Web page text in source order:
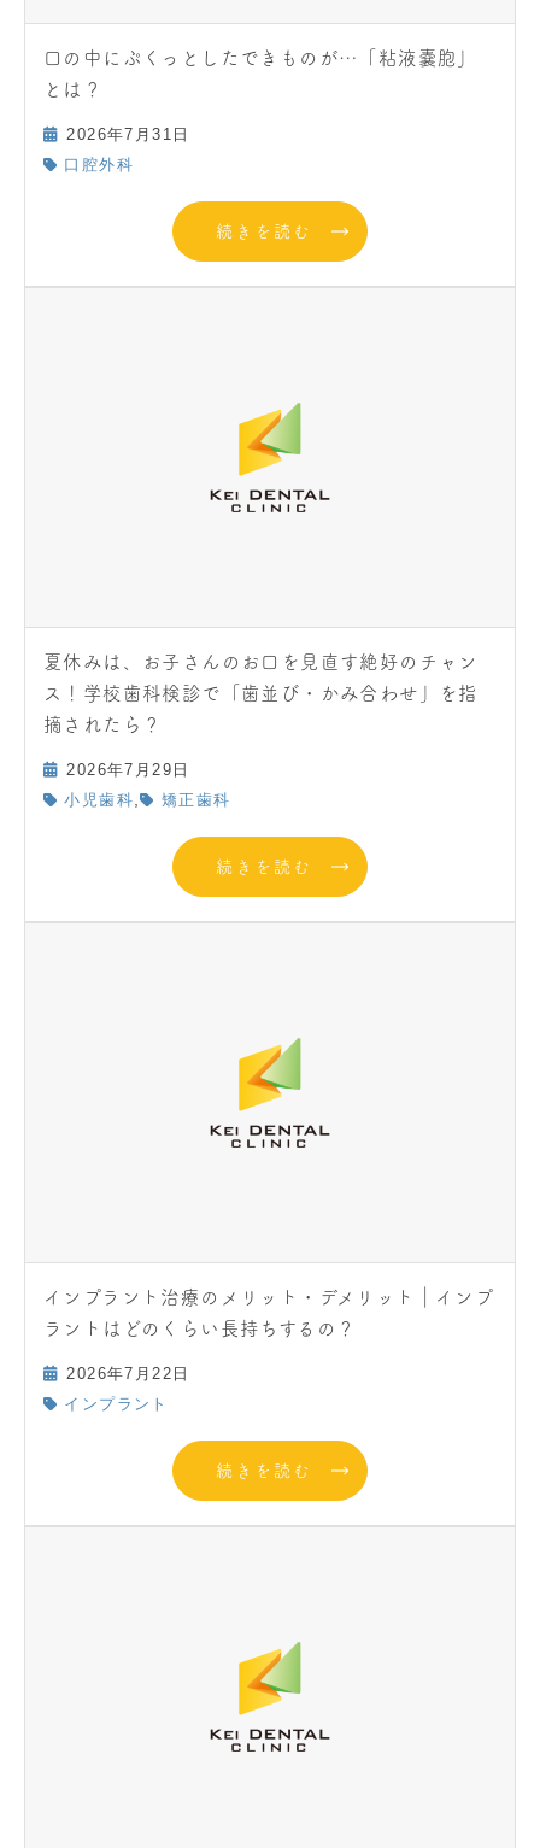
口の中にぷくっとしたできものが…「粘液嚢胞」
とは？
2026年7月31日
口腔外科
続きを読む
夏休みは、お子さんのお口を見直す絶好のチャン
ス！学校歯科検診で「歯並び・かみ合わせ」を指
摘されたら？
2026年7月29日
小児歯科 , 矯正歯科
続きを読む
インプラント治療のメリット・デメリット｜インプ
ラントはどのくらい長持ちするの？
2026年7月22日
インプラント
続きを読む